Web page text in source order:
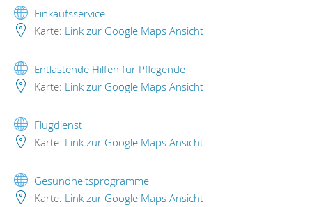
Einkaufsservice
Karte: Link zur Google Maps Ansicht
Entlastende Hilfen für Pflegende
Karte: Link zur Google Maps Ansicht
Flugdienst
Karte: Link zur Google Maps Ansicht
Gesundheitsprogramme
Karte: Link zur Google Maps Ansicht